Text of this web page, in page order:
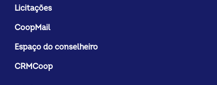
Licitações
CoopMail
Espaço do conselheiro
CRMCoop